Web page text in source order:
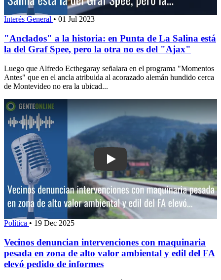
Interés General • 01 Jul 2023
"Anclados" a la historia: en Punta de La Salina está
la del Graf Spee, pero la otra no es del "Ajax"
Luego que Alfredo Ecthegaray señalara en el programa "Momentos
Antes" que en el ancla atribuida al acorazado alemán hundido cerca
de Montevideo no era la ubicad...
Play: Vecinos denuncian
Política • 19 Dec 2025
Vecinos denuncian intervenciones con maquinaria
pesada en zona de alto valor ambiental y edil del FA
elevó pedido de informes